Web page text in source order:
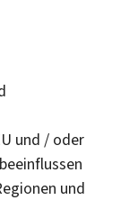
und / oder
und